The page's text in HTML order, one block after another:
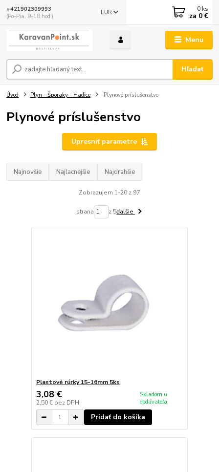
Menu
EUR
Hľadať
+421902309993
(Po-Pia, 9-18 hod.)
0 ks
za 0 €
Úvod Plyn - Šporaky - Hadice Plynové príslušenstvo
Plynové príslušenstvo
Upresniť parametre
Najnovšie Najlacnejšie Najdrahšie
Zobrazujem 1-20 z 97
strana z 5ďalšie
Plastové rúrky 15-16mm 5ks
3,08 €
2,50 € bez DPH
Skladom u
dodávateľa
Pridať do košíka